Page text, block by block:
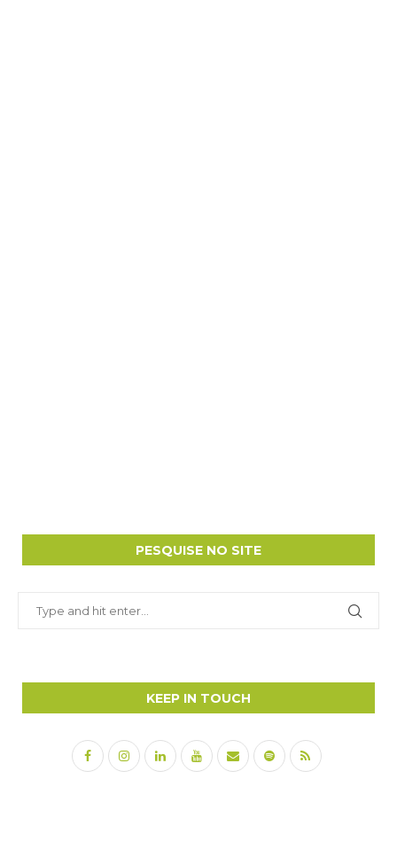
PESQUISE NO SITE
KEEP IN TOUCH